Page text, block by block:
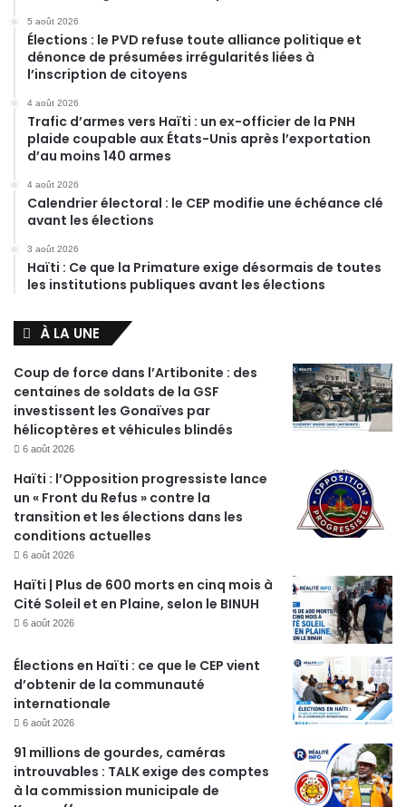
5 août 2026
Élections : le PVD refuse toute alliance politique et
dénonce de présumées irrégularités liées à
l’inscription de citoyens
4 août 2026
Trafic d’armes vers Haïti : un ex-officier de la PNH
plaide coupable aux États-Unis après l’exportation
d’au moins 140 armes
4 août 2026
Calendrier électoral : le CEP modifie une échéance clé
avant les élections
3 août 2026
Haïti : Ce que la Primature exige désormais de toutes
les institutions publiques avant les élections
À LA UNE
Coup de force dans l’Artibonite : des
centaines de soldats de la GSF
investissent les Gonaïves par
hélicoptères et véhicules blindés
6 août 2026
Haïti : l’Opposition progressiste lance
un « Front du Refus » contre la
transition et les élections dans les
conditions actuelles
6 août 2026
Haïti | Plus de 600 morts en cinq mois à
Cité Soleil et en Plaine, selon le BINUH
6 août 2026
Élections en Haïti : ce que le CEP vient
d’obtenir de la communauté
internationale
6 août 2026
91 millions de gourdes, caméras
introuvables : TALK exige des comptes
à la commission municipale de